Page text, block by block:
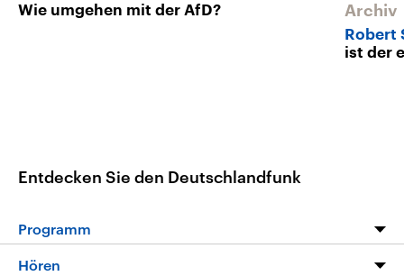
Wie umgehen mit der AfD? Archiv
Robert
ist der
Entdecken Sie den Deutschlandfunk
Programm
Programm
Hören